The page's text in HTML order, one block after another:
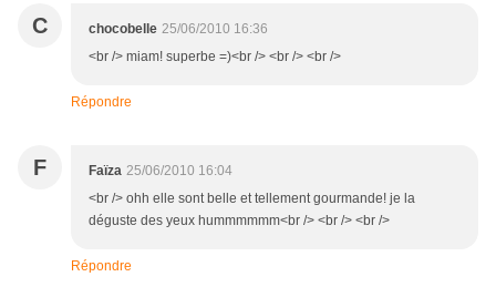
C chocobelle 25/06/2010 16:36
<br /> miam! superbe =)<br /> <br /> <br />
Répondre
F Faïza 25/06/2010 16:04
<br /> ohh elle sont belle et tellement gourmande! je la
déguste des yeux hummmmmm<br /> <br /> <br />
Répondre